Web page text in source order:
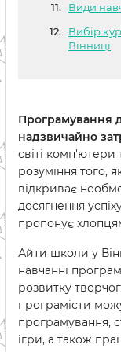
Види
Вибір
Вінниці
Програмування
надзвичайно
світі комп'ютери
розуміння того,
відкриває
досягнення
пропонує
Айти школи у
навчанні
розвитку
програмісти
програмування,
ігри, а також